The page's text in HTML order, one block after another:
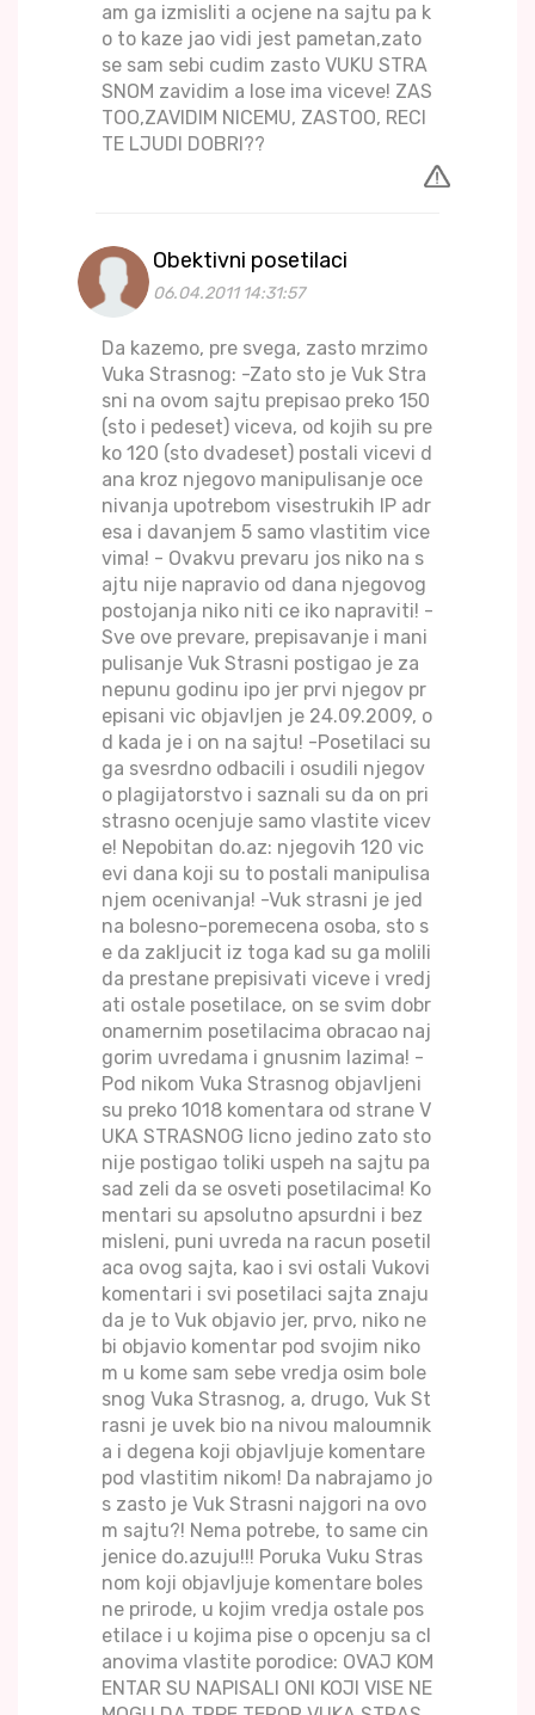
am ga izmisliti a ocjene na sajtu pa k
o to kaze jao vidi jest pametan,zato
se sam sebi cudim zasto VUKU STRA
SNOM zavidim a lose ima viceve! ZAS
TOO,ZAVIDIM NICEMU, ZASTOO, RECI
TE LJUDI DOBRI??
Obektivni posetilaci
06.04.2011 14:31:57
Da kazemo, pre svega, zasto mrzimo
Vuka Strasnog: -Zato sto je Vuk Stra
sni na ovom sajtu prepisao preko 150
(sto i pedeset) viceva, od kojih su pre
ko 120 (sto dvadeset) postali vicevi d
ana kroz njegovo manipulisanje oce
nivanja upotrebom visestrukih IP adr
esa i davanjem 5 samo vlastitim vice
vima! - Ovakvu prevaru jos niko na s
ajtu nije napravio od dana njegovog
postojanja niko niti ce iko napraviti! -
Sve ove prevare, prepisavanje i mani
pulisanje Vuk Strasni postigao je za
nepunu godinu ipo jer prvi njegov pr
episani vic objavljen je 24.09.2009, o
d kada je i on na sajtu! -Posetilaci su
ga svesrdno odbacili i osudili njegov
o plagijatorstvo i saznali su da on pri
strasno ocenjuje samo vlastite vicev
e! Nepobitan do.az: njegovih 120 vic
evi dana koji su to postali manipulisa
njem ocenivanja! -Vuk strasni je jed
na bolesno-poremecena osoba, sto s
e da zakljucit iz toga kad su ga molili
da prestane prepisivati viceve i vredj
ati ostale posetilace, on se svim dobr
onamernim posetilacima obracao naj
gorim uvredama i gnusnim lazima! -
Pod nikom Vuka Strasnog objavljeni
su preko 1018 komentara od strane V
UKA STRASNOG licno jedino zato sto
nije postigao toliki uspeh na sajtu pa
sad zeli da se osveti posetilacima! Ko
mentari su apsolutno apsurdni i bez
misleni, puni uvreda na racun posetil
aca ovog sajta, kao i svi ostali Vukovi
komentari i svi posetilaci sajta znaju
da je to Vuk objavio jer, prvo, niko ne
bi objavio komentar pod svojim niko
m u kome sam sebe vredja osim bole
snog Vuka Strasnog, a, drugo, Vuk St
rasni je uvek bio na nivou maloumnik
a i degena koji objavljuje komentare
pod vlastitim nikom! Da nabrajamo jo
s zasto je Vuk Strasni najgori na ovo
m sajtu?! Nema potrebe, to same cin
jenice do.azuju!!! Poruka Vuku Stras
nom koji objavljuje komentare boles
ne prirode, u kojim vredja ostale pos
etilace i u kojima pise o opcenju sa cl
anovima vlastite porodice: OVAJ KOM
ENTAR SU NAPISALI ONI KOJI VISE NE